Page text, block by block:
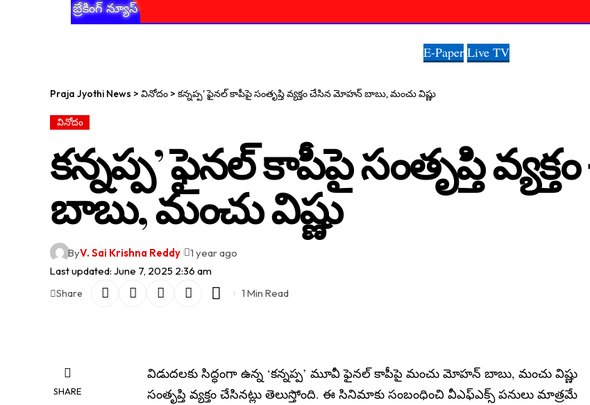
బ్రేకింగ్ న్యూస్
E-Paper Live TV
Praja Jyothi News > వినోదం > కన్నప్ప’ ఫైనల్ కాపీపై సంతృప్తి వ్యక్తం చేసిన మోహన్ బాబు, మంచు విష్ణు
వినోదం
కన్నప్ప’ ఫైనల్ కాపీపై సంతృప్తి
బాబు, మంచు విష్ణు
Last updated: June 7, 2025 2:36 am
ByV. Sai Krishna Reddy 1 year ago
Share 1 Min Read
SHARE
విడుదలకు సిద్ధంగా ఉన్న ‘కన్నప్ప’ మూవీ ఫైనల్ కాపీపై మంచు మోహన్ బాబు, మంచు విష్ణు
సంతృప్తి వ్యక్తం చేసినట్లు తెలుస్తోంది. ఈ సినిమాకు సంబంధించి వీఎఫ్ఎక్స్ పనులు మాత్రమే